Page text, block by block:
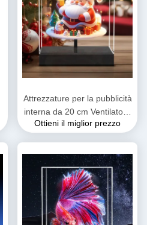
Attrezzature per la pubblicità
interna da 20 cm Ventilatore
ologramma 3D Per il
Ottieni il miglior prezzo